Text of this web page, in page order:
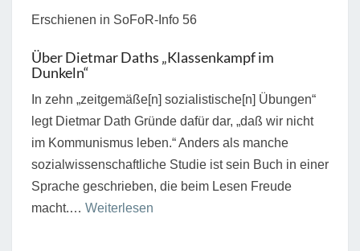
Erschienen in SoFoR-Info 56
Über Dietmar Daths „Klassenkampf im
Dunkeln“
In zehn „zeitgemäße[n] sozialistische[n] Übungen“
legt Dietmar Dath Gründe dafür dar, „daß wir nicht
im Kommunismus leben.“ Anders als manche
sozialwissenschaftliche Studie ist sein Buch in einer
Sprache geschrieben, die beim Lesen Freude
macht.… Weiterlesen